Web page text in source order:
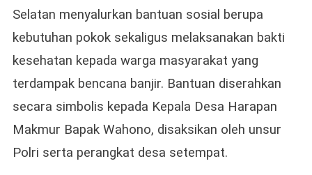
Selatan menyalurkan bantuan sosial berupa
kebutuhan pokok sekaligus melaksanakan bakti
kesehatan kepada warga masyarakat yang
terdampak bencana banjir. Bantuan diserahkan
secara simbolis kepada Kepala Desa Harapan
Makmur Bapak Wahono, disaksikan oleh unsur
Polri serta perangkat desa setempat.